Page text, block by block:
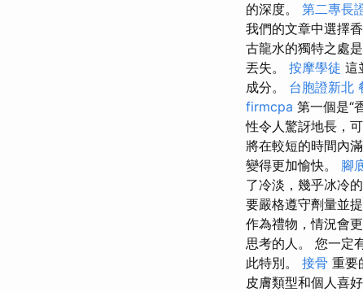
的深度。 第二專長
我們的文章中選擇香
古龍水的獨特之處
丟失。 按摩學徒 這
成分。 台胞證新北
firmcpa 第一個是“
性令人驚訝地長，
將在較短的時間內
變得更加愉快。 腳
了冷淡，幾乎冰冷
要嚴格遵守劑量並
作為禮物，情況會
思考的人。 您一定
此特別。 接骨 重要
皮膚類型和個人喜